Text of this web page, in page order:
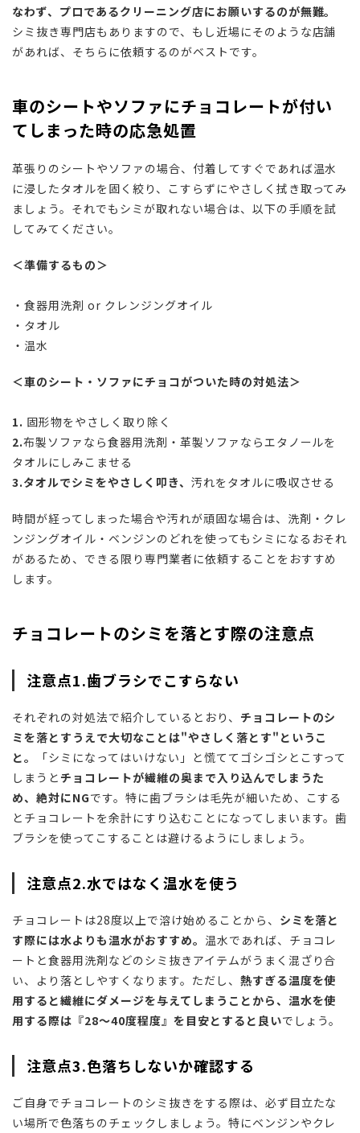
なわず、プロであるクリーニング店にお願いするのが無難。
シミ抜き専門店もありますので、もし近場にそのような店舗
があれば、そちらに依頼するのがベストです。
車のシートやソファにチョコレートが付い
てしまった時の応急処置
革張りのシートやソファの場合、付着してすぐであれば温水
に浸したタオルを固く絞り、こすらずにやさしく拭き取ってみ
ましょう。それでもシミが取れない場合は、以下の手順を試
してみてください。
＜準備するもの＞
・食器用洗剤 or クレンジングオイル
・タオル
・温水
＜車のシート・ソファにチョコがついた時の対処法＞
1. 固形物をやさしく取り除く
2.布製ソファなら食器用洗剤・革製ソファならエタノールを
タオルにしみこませる
3.タオルでシミをやさしく叩き、 汚れをタオルに吸収させる
時間が経ってしまった場合や汚れが頑固な場合は、洗剤・クレ
ンジングオイル・ベンジンのどれを使ってもシミになるおそれ
があるため、できる限り専門業者に依頼することをおすすめ
します。
チョコレートのシミを落とす際の注意点
注意点1.歯ブラシでこすらない
それぞれの対処法で紹介しているとおり、 チョコレートのシ
ミを落とすうえで大切なことは"やさしく落とす"というこ
と。
「シミになってはいけない」と慌ててゴシゴシとこすって
しまうと チョコレートが繊維の奥まで入り込んでしまうた
め、絶対にNGです。特に歯ブラシは毛先が細いため、こする
とチョコレートを余計にすり込むことになってしまいます。歯
ブラシを使ってこすることは避けるようにしましょう。
注意点2.水ではなく温水を使う
チョコレートは28度以上で溶け始めることから、 シミを落と
す際には水よりも温水がおすすめ。 温水であれば、チョコレ
ートと食器用洗剤などのシミ抜きアイテムがうまく混ざり合
い、より落としやすくなります。ただし、 熱すぎる温度を使
用すると繊維にダメージを与えてしまうことから、温水を使
用する際は『28〜40度程度』を目安とすると良いでしょう。
注意点3.色落ちしないか確認する
ご自身でチョコレートのシミ抜きをする際は、必ず目立たな
い場所で色落ちのチェックしましょう。特にベンジンやクレ